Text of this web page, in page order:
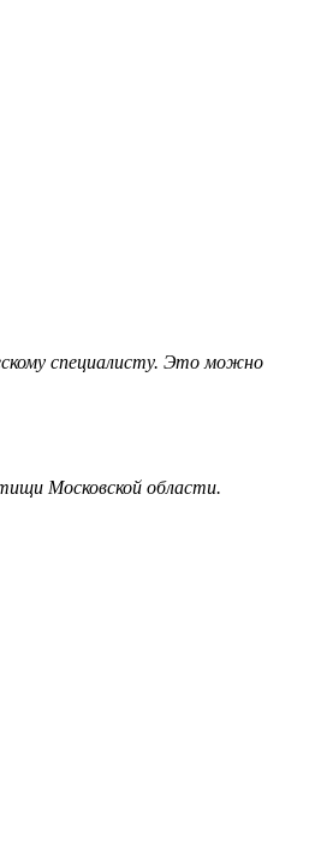
специалисту. Это можно
Московской области.